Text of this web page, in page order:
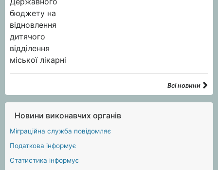
Всі новини
Новини виконавчих органів
Міграційна служба повідомляє
Податкова інформує
Статистика інформує